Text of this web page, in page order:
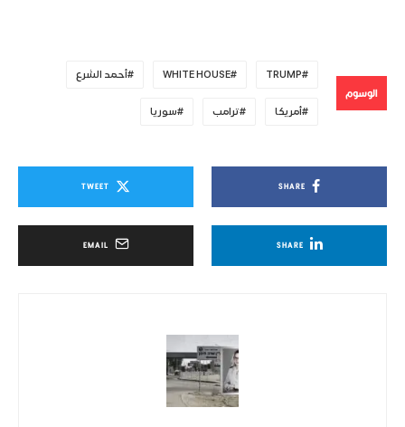
الوسوم
TRUMP
WHITE HOUSE أحمد الشرع
أمريكا ترامب سوريا
SHARE
TWEET
SHARE
EMAIL